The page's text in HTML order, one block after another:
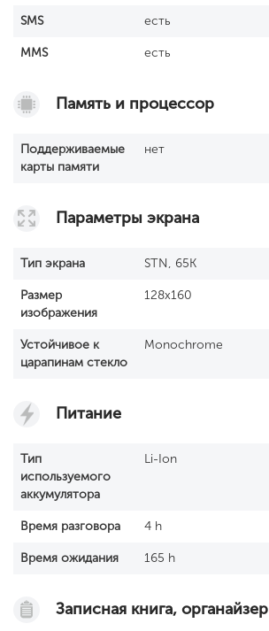
SМS есть
MMS есть
Память и процессор
Поддерживаемые
карты памяти
нет
Параметры экрана
Тип экрана STN, 65K
Размер
изображения
128x160
Устойчивое к
царапинам стекло
Monochrome
Питание
Тип
используемого
аккумулятора
Li-Ion
Время разговора 4 h
Время ожидания 165 h
Записная книга, органайзер